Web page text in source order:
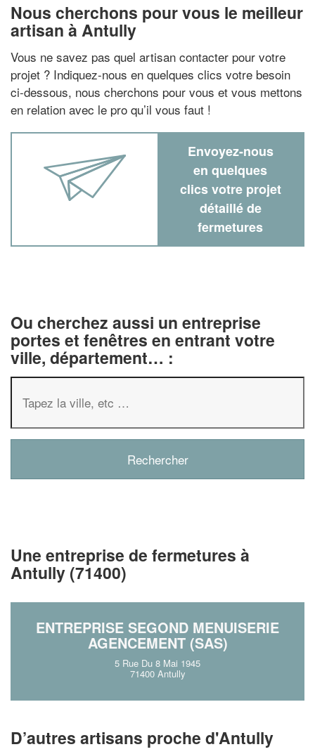
Nous cherchons pour vous le meilleur
artisan à Antully
Vous ne savez pas quel artisan contacter pour votre
projet ? Indiquez-nous en quelques clics votre besoin
ci-dessous, nous cherchons pour vous et vous mettons
en relation avec le pro qu’il vous faut !
Envoyez-nous
en quelques
clics votre projet
détaillé de
fermetures
Ou cherchez aussi un entreprise
portes et fenêtres en entrant votre
ville, département… :
Une entreprise de fermetures à
Antully (71400)
ENTREPRISE SEGOND MENUISERIE
AGENCEMENT (SAS)
5 Rue Du 8 Mai 1945
71400 Antully
D’autres artisans proche d'Antully
✕
Vous êtes un
professionnel ?